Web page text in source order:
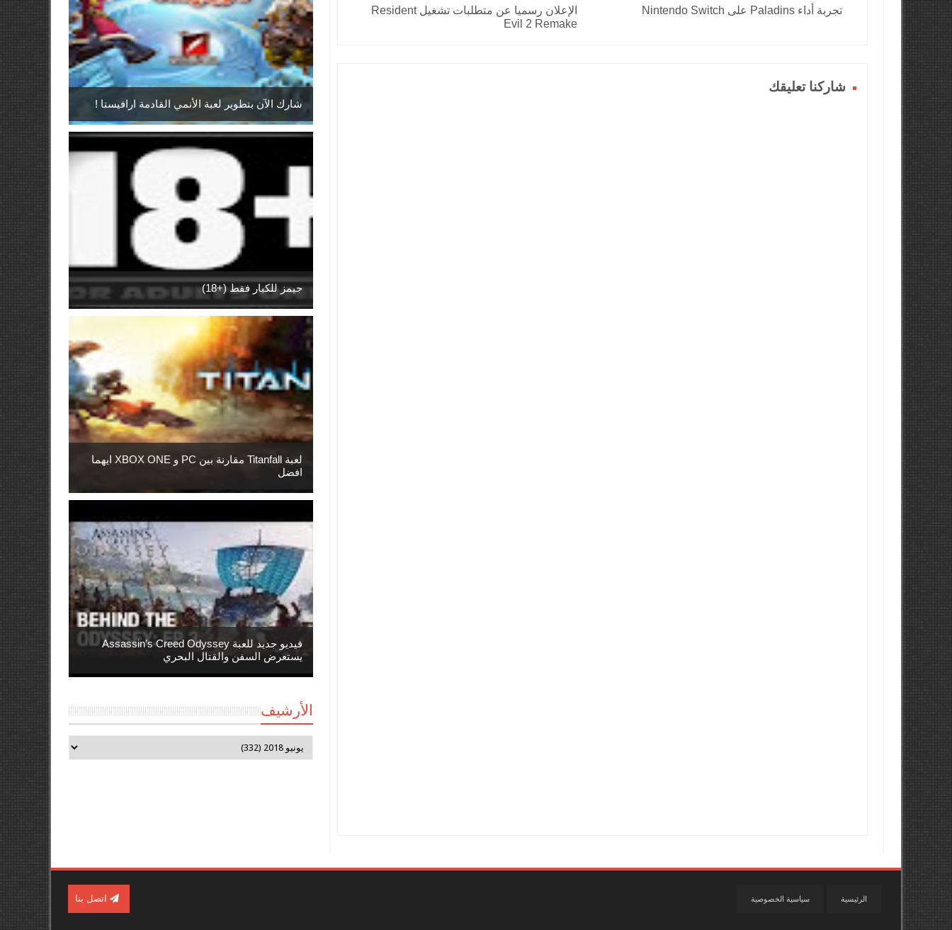
تجربة أداء Paladins على Nintendo Switch
الإعلان رسميا عن متطلبات تشغيل Resident
Evil 2 Remake
شاركنا تعليقك
شارك الآن بتطوير لعبة الأنمي القادمة ارافيستا !
جيمز للكبار فقط (+18)
لعبة Titanfall مقارنة بين PC و XBOX ONE ايهما
افضل
فيديو جديد للعبة Assassin’s Creed Odyssey
يستعرض السفن والقتال البحري
الأرشيف
سياسية الخصوصية الرئيسية اتصل بنا